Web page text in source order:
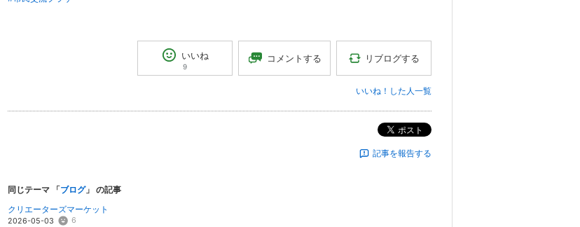
いいね
9
コメントする リブログする
いいね！した人一覧
ポスト
記事を報告する
同じテーマ 「ブログ」 の記事
クリエーターズマーケット
2026-05-03 6